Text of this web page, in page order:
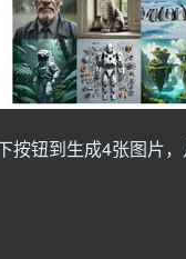
钮到生成4张图片